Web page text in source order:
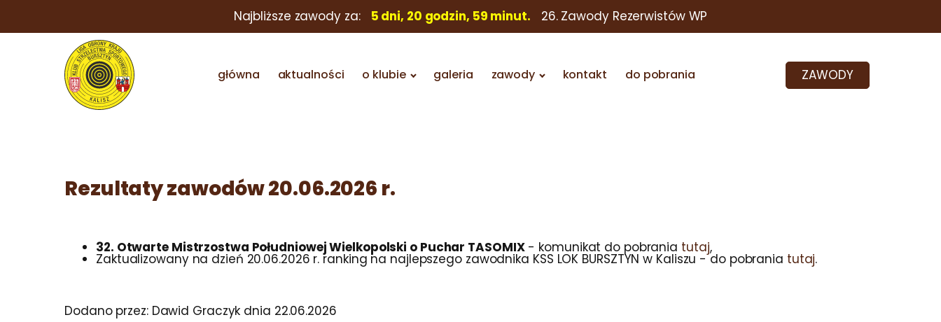
Najbliższe zawody za: 5 dni, 20 godzin, 59 minut. 26. Zawody Rezerwistów WP
główna aktualności o klubie galeria zawody kontakt do pobrania ZAWODY
Rezultaty zawodów 20.06.2026 r.
32. Otwarte Mistrzostwa Południowej Wielkopolski o Puchar TASOMIX- komunikat do pobrania tutaj,
Zaktualizowany na dzień 20.06.2026 r. ranking na najlepszego zawodnika KSS LOK BURSZTYN w Kaliszu - do pobrania tutaj.
Dodano przez: Dawid Graczyk dnia 22.06.2026